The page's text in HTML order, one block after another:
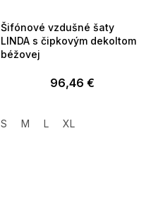
Šifónové vzdušné šaty
LINDA s čipkovým dekoltom
béžovej
96,46 €
S M L XL